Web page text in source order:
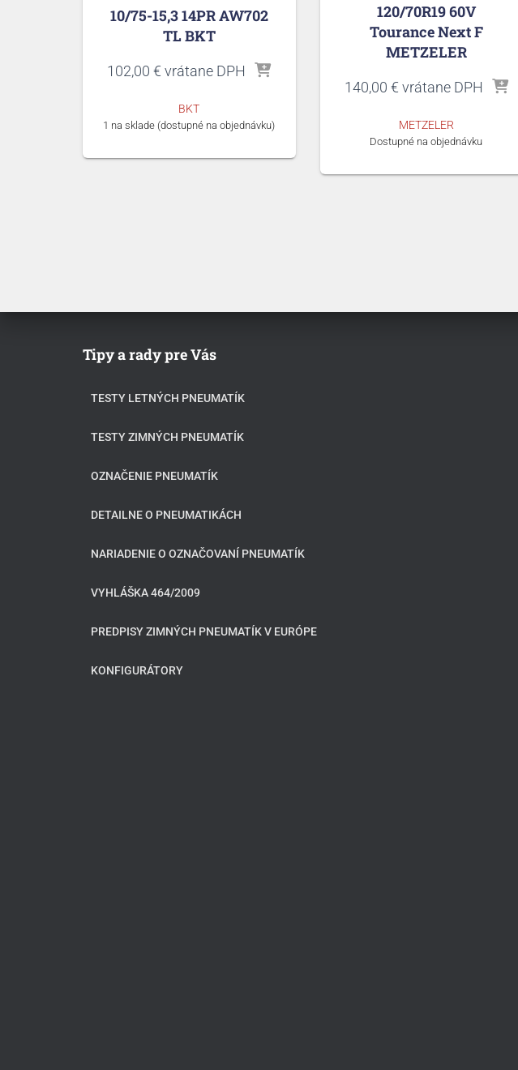
10/75-15,3 14PR AW702
TL BKT
102,00 € vrátane DPH
BKT
1 na sklade (dostupné na objednávku)
120/70R19 60V
Tourance Next F
METZELER
140,00 € vrátane DPH
METZELER
Dostupné na objednávku
Tipy a rady pre Vás
TESTY LETNÝCH PNEUMATÍK
TESTY ZIMNÝCH PNEUMATÍK
OZNAČENIE PNEUMATÍK
DETAILNE O PNEUMATIKÁCH
NARIADENIE O OZNAČOVANÍ PNEUMATÍK
VYHLÁŠKA 464/2009
PREDPISY ZIMNÝCH PNEUMATÍK V EURÓPE
KONFIGURÁTORY